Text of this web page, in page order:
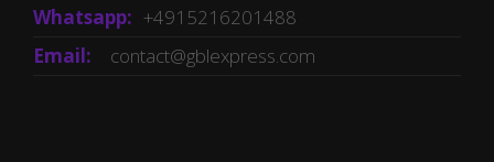
Whatsapp: +4915216201488
Email:
contact@gblexpress.com